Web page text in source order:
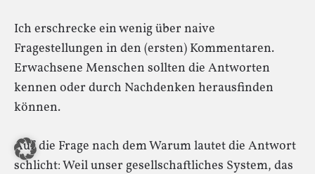
Ich erschrecke ein wenig über naive
Fragestellungen in den (ersten) Kommentaren.
Erwachsene Menschen sollten die Antworten
kennen oder durch Nachdenken herausfinden
können.
Auf die Frage nach dem Warum lautet die Antwort
schlicht: Weil unser gesellschaftliches System, das